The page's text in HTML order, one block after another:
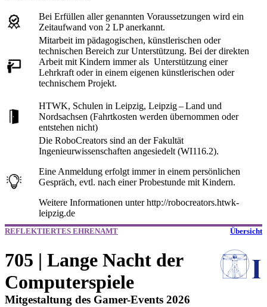
Bei Erfüllen aller genannten Voraussetzungen wird ein
Zeitaufwand von 2 LP anerkannt.
Mitarbeit im pädagogischen, künstlerischen oder
technischen Bereich zur Unterstützung. Bei der direkten
Arbeit mit Kindern immer als Unterstützung einer
Lehrkraft oder in einem eigenen künstlerischen oder
technischem Projekt.
HTWK, Schulen in Leipzig, Leipzig – Land und
Nordsachsen (Fahrtkosten werden übernommen oder
entstehen nicht)
Die RoboCreators sind an der Fakultät
Ingenieurwissenschaften angesiedelt (WI116.2).
Eine Anmeldung erfolgt immer in einem persönlichen
Gespräch, evtl. nach einer Probestunde mit Kindern.
Weitere Informationen unter http://robocreators.htwk-
leipzig.de
REFLEKTIERTES EHRENAMT Übersicht
705 | Lange Nacht der
Computerspiele
Mitgestaltung des Gamer-Events 2026